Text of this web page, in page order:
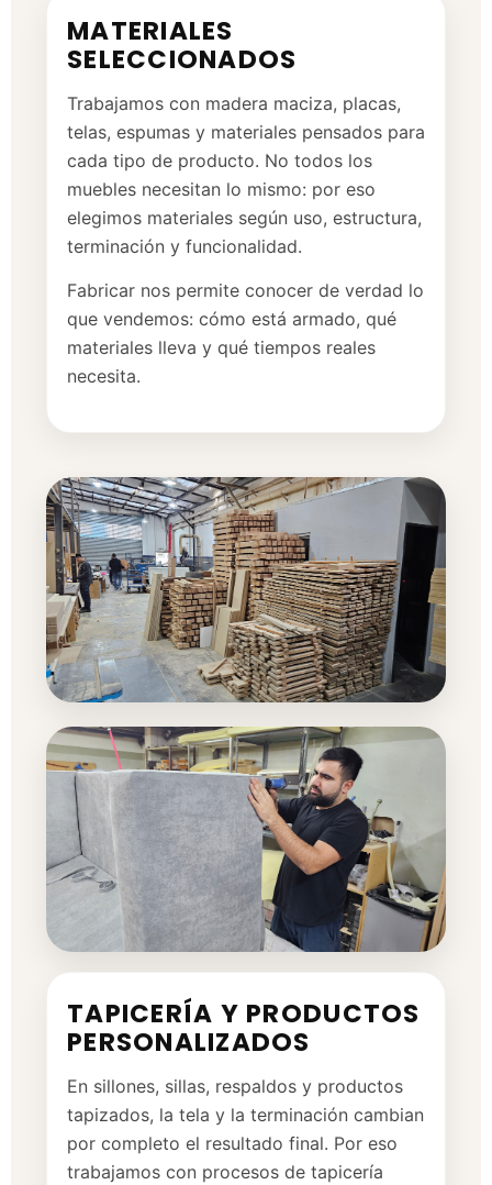
MATERIALES
SELECCIONADOS
Trabajamos con madera maciza, placas,
telas, espumas y materiales pensados para
cada tipo de producto. No todos los
muebles necesitan lo mismo: por eso
elegimos materiales según uso, estructura,
terminación y funcionalidad.
Fabricar nos permite conocer de verdad lo
que vendemos: cómo está armado, qué
materiales lleva y qué tiempos reales
necesita.
TAPICERÍA Y PRODUCTOS
PERSONALIZADOS
En sillones, sillas, respaldos y productos
tapizados, la tela y la terminación cambian
por completo el resultado final. Por eso
trabajamos con procesos de tapicería